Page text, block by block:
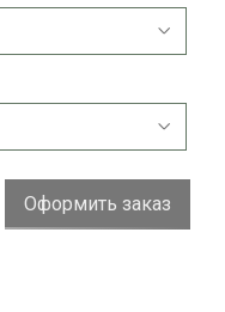
Оформить заказ